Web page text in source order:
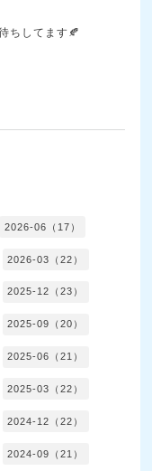
ちしてます🍂
2026-06（17）
2026-03（22）
2025-12（23）
2025-09（20）
2025-06（21）
2025-03（22）
2024-12（22）
2024-09（21）